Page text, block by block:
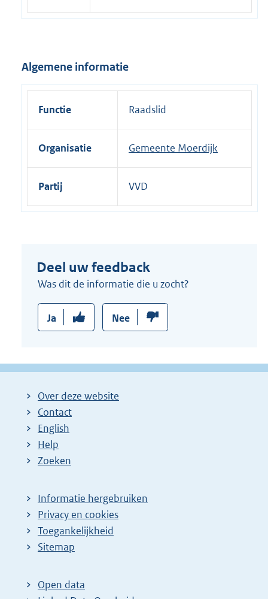
n
i
n
Algemene informatie
Functie Raadslid
Organisatie Gemeente Moerdijk
Partij VVD
Deel uw feedback
Was dit de informatie die u zocht?
Ja Nee
Over deze website
Contact
English
Help
Zoeken
Informatie hergebruiken
Privacy en cookies
Toegankelijkheid
Sitemap
Open data